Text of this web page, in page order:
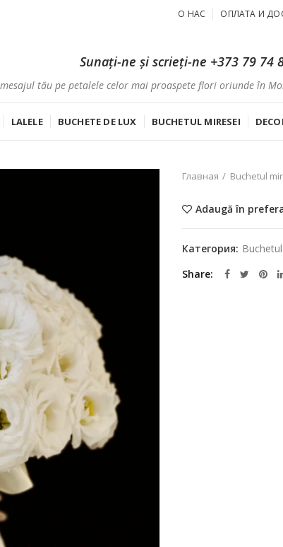
О НАС ОПЛАТА И
Sunați-ne și scrieți-ne +373 79 74
tău pe petalele celor mai proaspete flori oriunde în
LALELE BUCHETE DE LUX BUCHETUL MIRESEI
Главная Buchetul
Adaugă în
Категория:
Share